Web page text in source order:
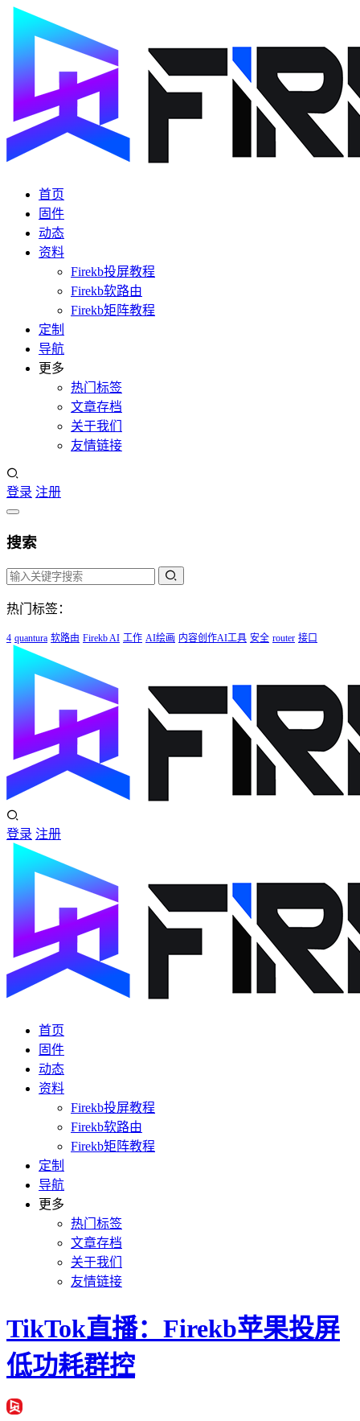
首页
固件
动态
资料
Firekb投屏教程
Firekb软路由
Firekb矩阵教程
定制
导航
更多
热门标签
文章存档
关于我们
友情链接
登录 注册
搜索
热门标签：
4 quantura 软路由 Firekb AI 工作 AI绘画 内容创作AI工具 安全 router 接口
登录 注册
首页
固件
动态
资料
Firekb投屏教程
Firekb软路由
Firekb矩阵教程
定制
导航
更多
热门标签
文章存档
关于我们
友情链接
TikTok直播：Firekb苹果投屏
低功耗群控